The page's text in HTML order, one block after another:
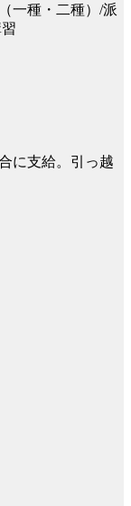
一種・二種）/派
に支給。引っ越